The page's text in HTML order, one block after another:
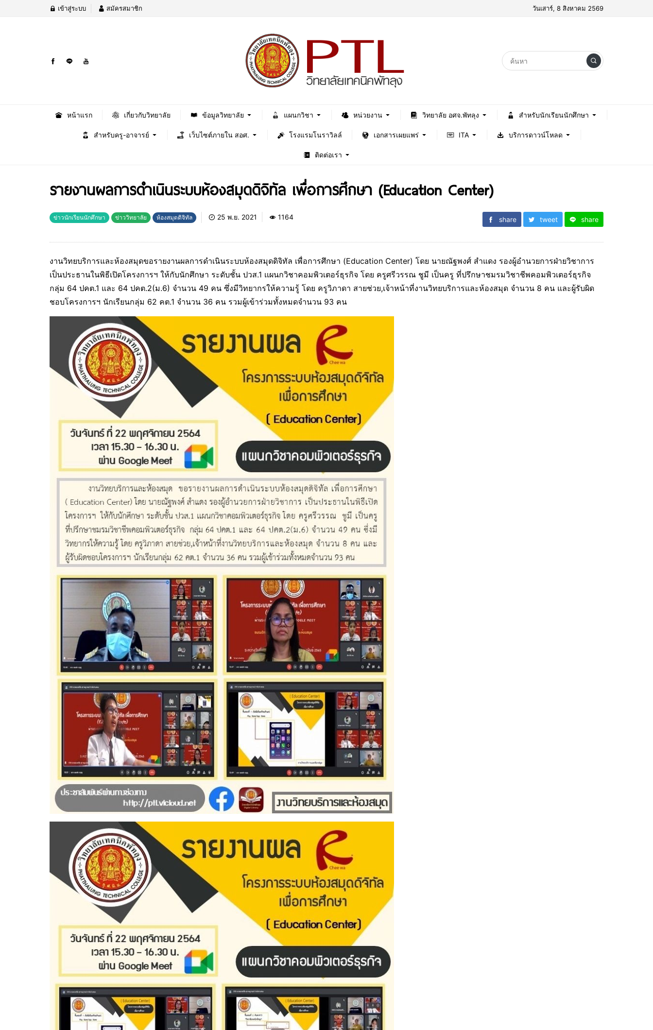
เข้าสู่ระบบ สมัครสมาชิก วันเสาร์, 8 สิงหาคม 2569
หน้าแรก เกี่ยวกับวิทยาลัย ข้อมูลวิทยาลัย แผนกวิชา หน่วยงาน วิทยาลัย อศจ.พัทลุง สำหรับนักเรียนนักศึกษา
สำหรับครู-อาจารย์ เว็บไซต์ภายใน สอศ. โรงแรมโนราวิลล์ เอกสารเผยแพร่ ITA บริการดาวน์โหลด
ติดต่อเรา
รายงานผลการดำเนินระบบห้องสมุดดิจิทัล เพื่อการศึกษา (Education Center)
ข่าวนักเรียนนักศึกษา ข่าววิทยาลัย ห้องสมุดดิจิทัล 25 พ.ย. 2021 1164 share tweet share
งานวิทยบริการและห้องสมุดขอรายงานผลการดำเนินระบบห้องสมุดดิจิทัล เพื่อการศึกษา (Education Center) โดย นายณัฐพงศ์ สำแดง รองผู้อำนวยการฝ่ายวิชาการ
เป็นประธานในพิธีเปิดโครงการฯ ให้กับนักศึกษา ระดับชั้น ปวส.1 เเผนกวิชาคอมพิวเตอร์ธุรกิจ โดย ครูศรีวรรณ ชูมี เป็นครู ที่ปรึกษาชมรมวิชาชีพคอมพิวเตอร์ธุรกิจ
กลุ่ม 64 ปคต.1 และ 64 ปคต.2(ม.6) จำนวน 49 คน ซึ่งมีวิทยากรให้ความรู้ โดย ครูวิภาดา สายช่วย,เจ้าหน้าที่งานวิทยบริการและห้องสมุด จำนวน 8 คน และผู้รับผิด
ชอบโครงการฯ นักเรียนกลุ่ม 62 คต.1 จำนวน 36 คน รวมผู้เข้าร่วมทั้งหมดจำนวน 93 คน